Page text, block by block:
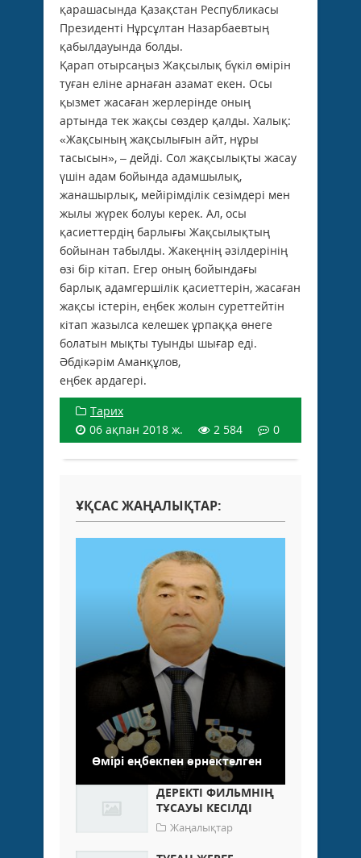
қарашасында Қазақстан Республикасы
Президенті Нұрсұлтан Назарбаевтың
қабылдауында болды.
Қарап отырсаңыз Жақсылық бүкіл өмірін
туған еліне арнаған азамат екен. Осы
қызмет жасаған жерлерінде оның
артында тек жақсы сөздер қалды. Халық:
«Жақсының жақсылығын айт, нұры
тасысын», – дейді. Сол жақсылықты жасау
үшін адам бойында адамшылық,
жанашырлық, мейірімділік сезімдері мен
жылы жүрек болуы керек. Ал, осы
қасиеттердің бар­лығы Жақсылықтың
бойынан табылды. Жакеңнің әзілдерінің
өзі бір кітап. Егер оның бойындағы
барлық адамгершілік қасиеттерін, жасаған
жақсы істерін, еңбек жолын суреттейтін
кітап жазылса келешек ұрпаққа өнеге
болатын мықты туынды шығар еді.
Әбдікәрім Аманқұлов,
еңбек ардагері.
Тарих
06 ақпан 2018 ж.
2 584 0
ҰҚСАС ЖАҢАЛЫҚТАР:
Өмірі еңбекпен өрнектелген
ДЕРЕКТІ ФИЛЬМНІҢ
ТҰСАУЫ КЕСІЛДІ
Жаңалықтар